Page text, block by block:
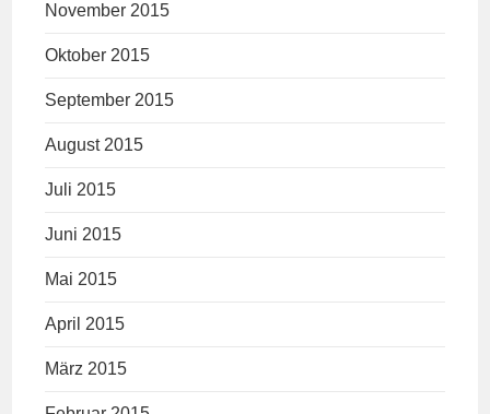
November 2015
Oktober 2015
September 2015
August 2015
Juli 2015
Juni 2015
Mai 2015
April 2015
März 2015